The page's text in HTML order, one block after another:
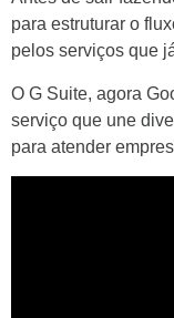
para estruturar o
pelos serviços que
O G Suite, agora
serviço que une
para atender